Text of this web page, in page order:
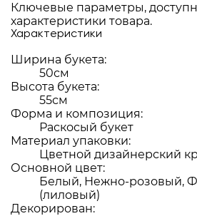
Ключевые параметры,
характеристики товара.
Характеристики
Ширина букета:
50см
Высота букета:
55см
Форма и композиция:
Раскосый букет
Материал упаковки:
Цветной дизайнерский
Основной цвет:
Белый, Нежно-розовый,
(лиловый)
Декорирован: